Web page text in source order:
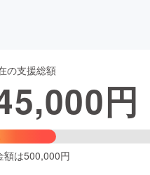
ファッション
の支援総額
円
額は500,000円